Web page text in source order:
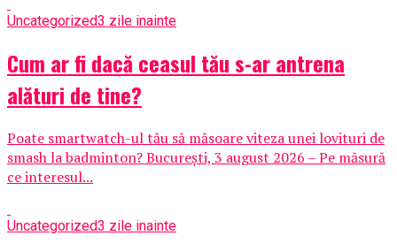
Uncategorized3 zile inainte
Cum ar fi dacă ceasul tău s-ar antrena
alături de tine?
Poate smartwatch-ul tău să măsoare viteza unei lovituri de
smash la badminton? București, 3 august 2026 – Pe măsură
ce interesul...
Uncategorized3 zile inainte